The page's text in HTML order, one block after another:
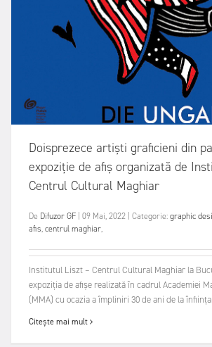
Doisprezece artiști graficieni din
expoziție de afiș organizată de
Centrul Cultural Maghiar
De Difuzor GF | 09 Mai, 2022 | Categorie:graphic
afis,centrul maghiar,
Institutul Liszt – Centrul Cultural Maghiar la
expoziția de afișe realizată în cadrul Academiei
(MMA) cu ocazia a împliniri 30 de ani de la
Citește mai mult